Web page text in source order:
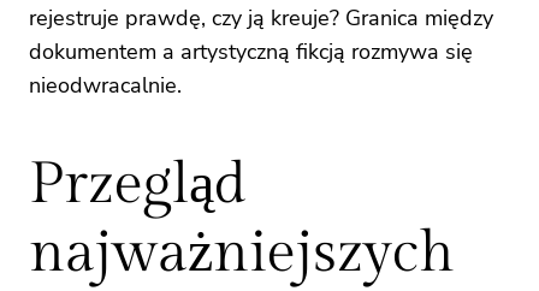
rejestruje prawdę, czy ją kreuje? Granica między
dokumentem a artystyczną fikcją rozmywa się
nieodwracalnie.
Przegląd
najważniejszych